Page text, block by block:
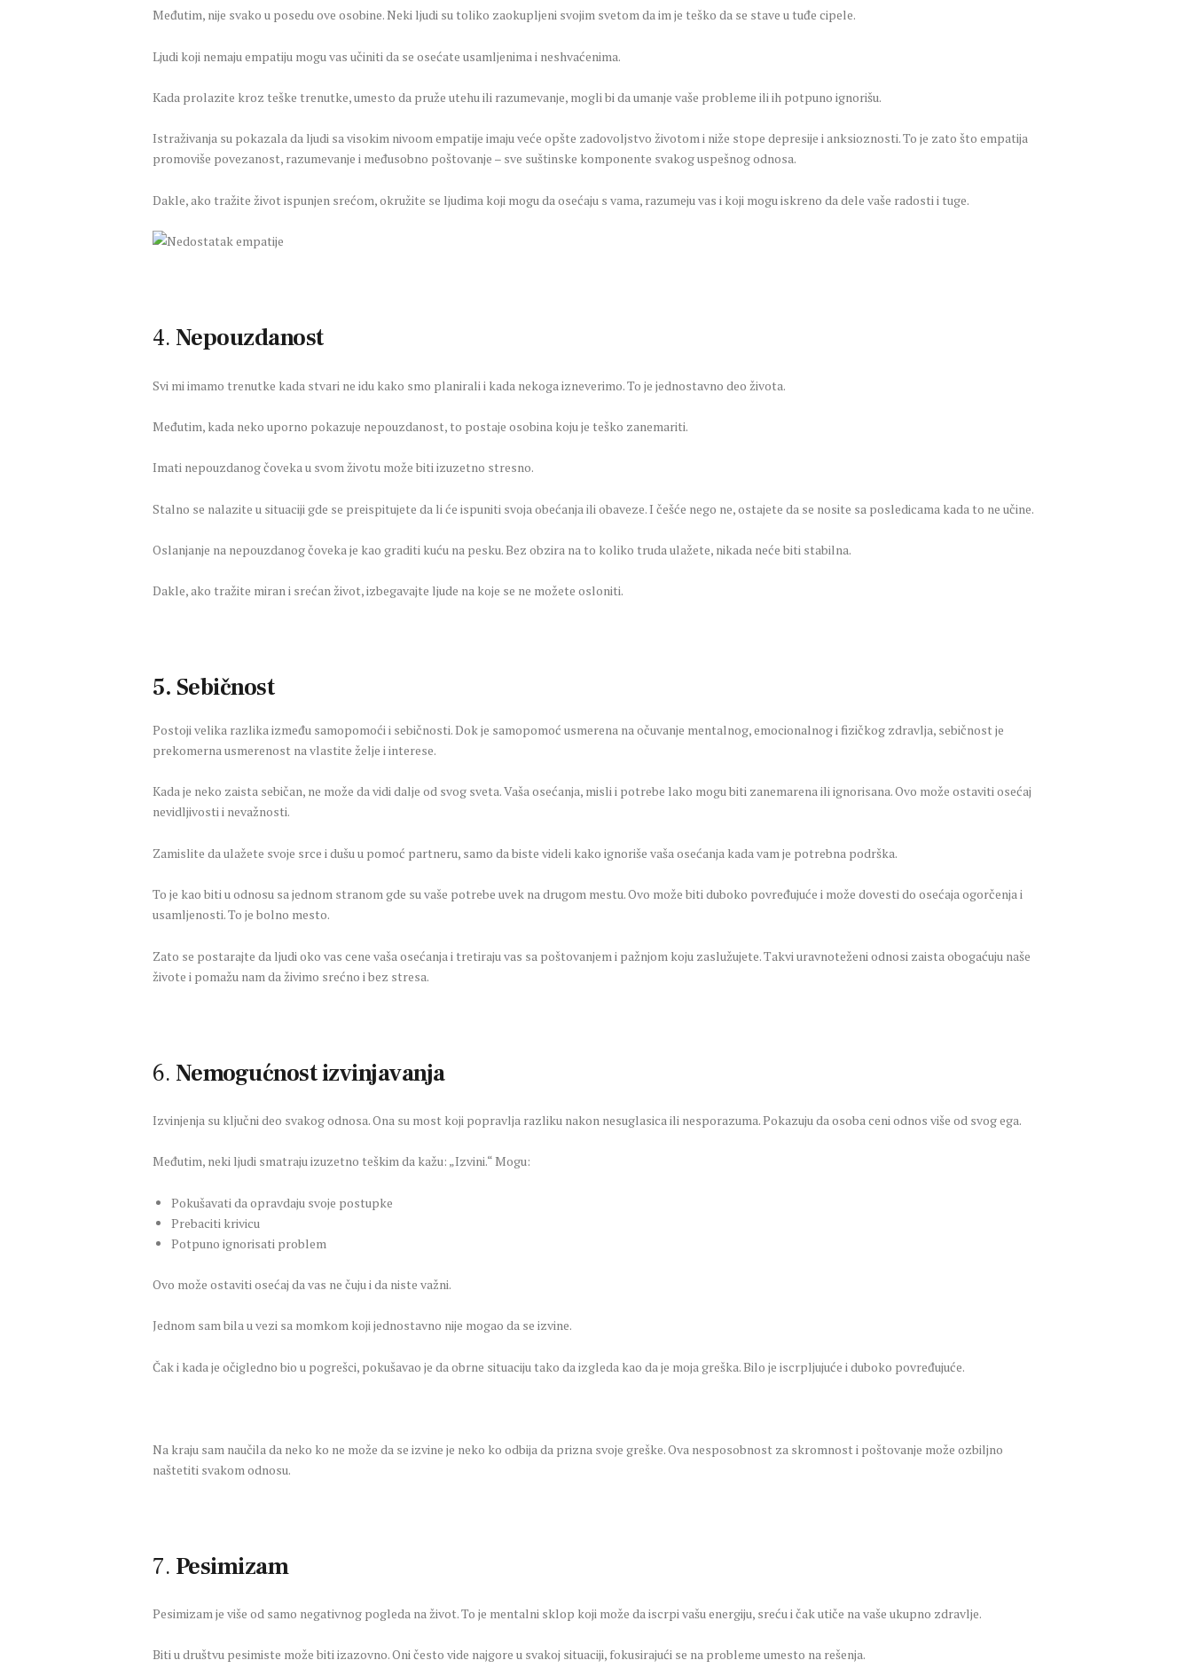
Međutim, nije svako u posedu ove osobine. Neki ljudi su toliko zaokupljeni svojim svetom da im je teško da se stave u tuđe cipele.
Ljudi koji nemaju empatiju mogu vas učiniti da se osećate usamljenima i neshvaćenima.
Kada prolazite kroz teške trenutke, umesto da pruže utehu ili razumevanje, mogli bi da umanje vaše probleme ili ih potpuno ignorišu.
Istraživanja su pokazala da ljudi sa visokim nivoom empatije imaju veće opšte zadovoljstvo životom i niže stope depresije i anksioznosti. To je zato što empatija
promoviše povezanost, razumevanje i međusobno poštovanje – sve suštinske komponente svakog uspešnog odnosa.
Dakle, ako tražite život ispunjen srećom, okružite se ljudima koji mogu da osećaju s vama, razumeju vas i koji mogu iskreno da dele vaše radosti i tuge.
4. Nepouzdanost
Svi mi imamo trenutke kada stvari ne idu kako smo planirali i kada nekoga izneverimo. To je jednostavno deo života.
Međutim, kada neko uporno pokazuje nepouzdanost, to postaje osobina koju je teško zanemariti.
Imati nepouzdanog čoveka u svom životu može biti izuzetno stresno.
Stalno se nalazite u situaciji gde se preispitujete da li će ispuniti svoja obećanja ili obaveze. I češće nego ne, ostajete da se nosite sa posledicama kada to ne učine.
Oslanjanje na nepouzdanog čoveka je kao graditi kuću na pesku. Bez obzira na to koliko truda ulažete, nikada neće biti stabilna.
Dakle, ako tražite miran i srećan život, izbegavajte ljude na koje se ne možete osloniti.
5. Sebičnost
Postoji velika razlika između samopomoći i sebičnosti. Dok je samopomoć usmerena na očuvanje mentalnog, emocionalnog i fizičkog zdravlja, sebičnost je
prekomerna usmerenost na vlastite želje i interese.
Kada je neko zaista sebičan, ne može da vidi dalje od svog sveta. Vaša osećanja, misli i potrebe lako mogu biti zanemarena ili ignorisana. Ovo može ostaviti osećaj
nevidljivosti i nevažnosti.
Zamislite da ulažete svoje srce i dušu u pomoć partneru, samo da biste videli kako ignoriše vaša osećanja kada vam je potrebna podrška.
To je kao biti u odnosu sa jednom stranom gde su vaše potrebe uvek na drugom mestu. Ovo može biti duboko povređujuće i može dovesti do osećaja ogorčenja i
usamljenosti. To je bolno mesto.
Zato se postarajte da ljudi oko vas cene vaša osećanja i tretiraju vas sa poštovanjem i pažnjom koju zaslužujete. Takvi uravnoteženi odnosi zaista obogaćuju naše
živote i pomažu nam da živimo srećno i bez stresa.
6. Nemogućnost izvinjavanja
Izvinjenja su ključni deo svakog odnosa. Ona su most koji popravlja razliku nakon nesuglasica ili nesporazuma. Pokazuju da osoba ceni odnos više od svog ega.
Međutim, neki ljudi smatraju izuzetno teškim da kažu: „Izvini.“ Mogu:
Pokušavati da opravdaju svoje postupke
Prebaciti krivicu
Potpuno ignorisati problem
Ovo može ostaviti osećaj da vas ne čuju i da niste važni.
Jednom sam bila u vezi sa momkom koji jednostavno nije mogao da se izvine.
Čak i kada je očigledno bio u pogrešci, pokušavao je da obrne situaciju tako da izgleda kao da je moja greška. Bilo je iscrpljujuće i duboko povređujuće.
Na kraju sam naučila da neko ko ne može da se izvine je neko ko odbija da prizna svoje greške. Ova nesposobnost za skromnost i poštovanje može ozbiljno
naštetiti svakom odnosu.
7. Pesimizam
Pesimizam je više od samo negativnog pogleda na život. To je mentalni sklop koji može da iscrpi vašu energiju, sreću i čak utiče na vaše ukupno zdravlje.
Biti u društvu pesimiste može biti izazovno. Oni često vide najgore u svakoj situaciji, fokusirajući se na probleme umesto na rešenja.